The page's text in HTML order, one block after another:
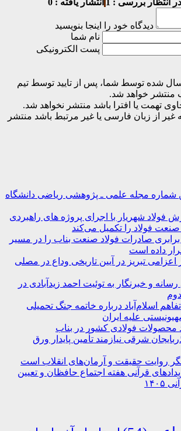
دیدگاه خود را اینجا بنویسید
نام شما
پست الکترونیکی
شده توسط شما، پس از تایید توسط تیم
منتشر خواهد شد.
تهمت یا افترا باشد منتشر نخواهد شد.
غیر از زبان فارسی یا غیر مرتبط باشد منتشر
شماره مجله علمی ـ پژوهشی ریاضی دانشگاه
فولاد شهریار با اجرای پروژه های راهبردی
فولاد را تکمیل می‌کند
رفیعی رشد ۵ برابری صادرات فولاد صنعت بناب را در مسیر
داده است
اعزامی تبریز در آیین تاریخی وداع در مصلی
و خبرنگار به توئیت احمد زیدآبادی در
اسلام‌آباد درباره خاتمه جنگ تحمیلی
علیه ایران
شرقی نیازمند تأمین پایدار ورق
روایت حقیقت و آرمان‌های انقلاب است
قرآنی هفته اجتماع حافظان و تعیین